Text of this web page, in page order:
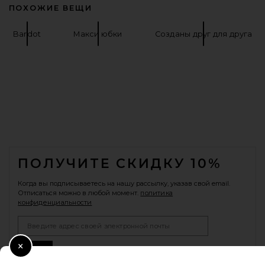
ПОХОЖИЕ ВЕЩИ
Bardot Макси юбки Созданы друг для друга
ПОЛУЧИТЕ СКИДКУ 10%
Когда вы подписываетесь на нашу рассылку, указав свой email.
Отписаться можно в любой момент. политика
конфиденциальности
Close Modal